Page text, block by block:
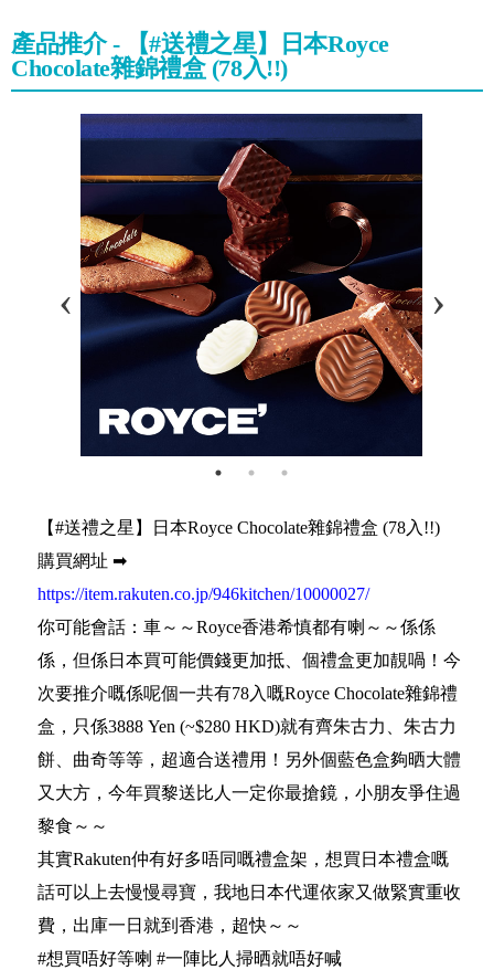
產品推介 - 【#送禮之星】日本Royce
Chocolate雜錦禮盒 (78入!!)
【#送禮之星】日本Royce Chocolate雜錦禮盒 (78入!!)
購買網址 ➡
https://item.rakuten.co.jp/946kitchen/10000027/
你可能會話：車～～Royce香港希慎都有喇～～係係
係，但係日本買可能價錢更加抵、個禮盒更加靚喎！今
次要推介嘅係呢個一共有78入嘅Royce Chocolate雜錦禮
盒，只係3888 Yen (~$280 HKD)就有齊朱古力、朱古力
餅、曲奇等等，超適合送禮用！另外個藍色盒夠晒大體
又大方，今年買黎送比人一定你最搶鏡，小朋友爭住過
黎食～～
其實Rakuten仲有好多唔同嘅禮盒架，想買日本禮盒嘅
話可以上去慢慢尋寶，我地日本代運依家又做緊實重收
費，出庫一日就到香港，超快～～
#想買唔好等喇 #一陣比人掃晒就唔好喊